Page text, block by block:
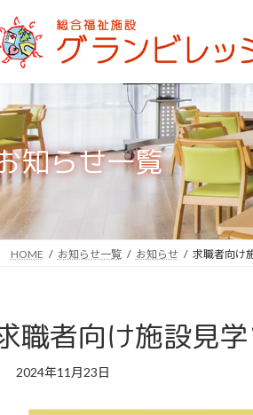
知らせ一覧
HOME お知らせ一覧 お知らせ 求職者向け
職者向け施設見
2024年11月23日